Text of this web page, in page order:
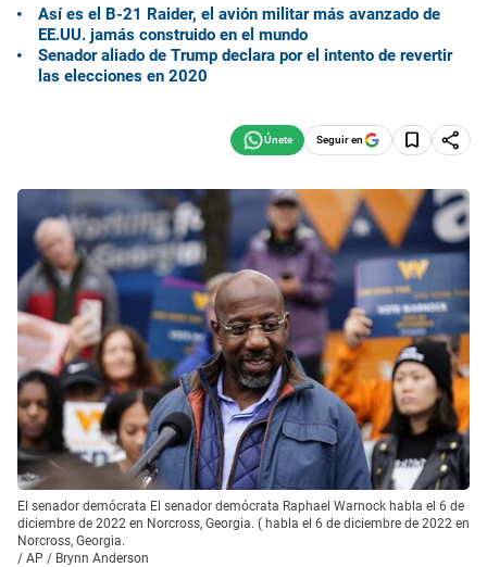
Así es el B-21 Raider, el avión militar más avanzado de
EE.UU. jamás construido en el mundo
Senador aliado de Trump declara por el intento de revertir
las elecciones en 2020
Seguir en
El senador demócrata El senador demócrata Raphael Warnock habla el 6 de
diciembre de 2022 en Norcross, Georgia. ( habla el 6 de diciembre de 2022 en
Norcross, Georgia.
/ AP / Brynn Anderson